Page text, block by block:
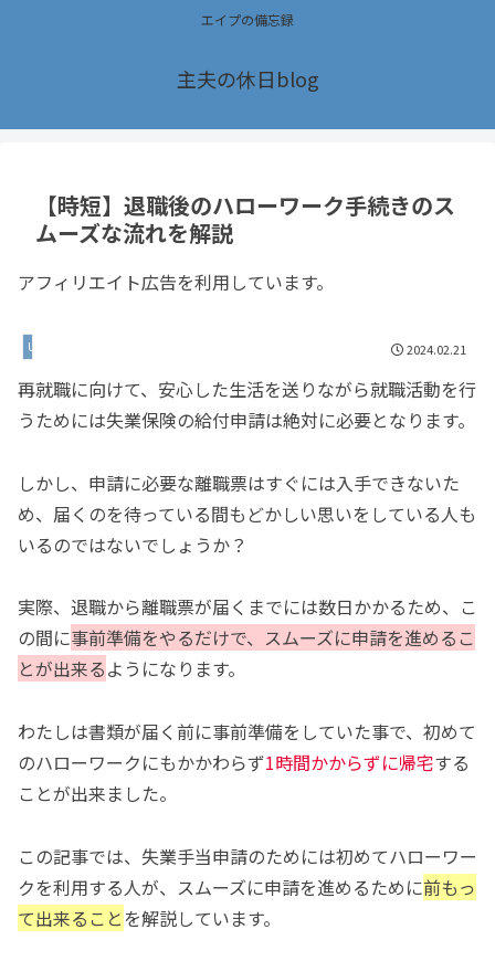
エイプの備忘録
主夫の休日blog
【時短】退職後のハローワーク手続きのス
ムーズな流れを解説
アフィリエイト広告を利用しています。
Uncategorized 2024.02.21
再就職に向けて、安心した生活を送りながら就職活動を行
うためには失業保険の給付申請は絶対に必要となります。
しかし、申請に必要な離職票はすぐには入手できないた
め、届くのを待っている間もどかしい思いをしている人も
いるのではないでしょうか？
実際、退職から離職票が届くまでには数日かかるため、こ
の間に事前準備をやるだけで、スムーズに申請を進めるこ
とが出来るようになります。
わたしは書類が届く前に事前準備をしていた事で、初めて
のハローワークにもかかわらず1時間かからずに帰宅する
ことが出来ました。
この記事では、失業手当申請のためには初めてハローワー
クを利用する人が、スムーズに申請を進めるために前もっ
て出来ること を解説しています。